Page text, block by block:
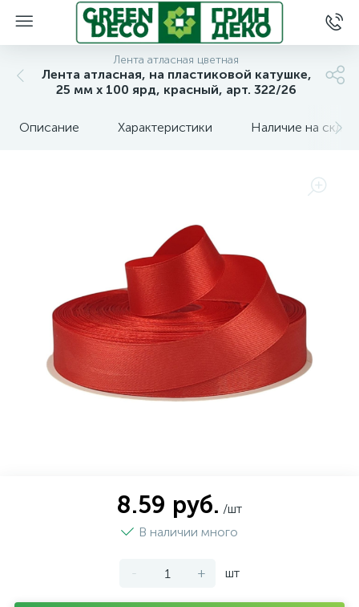
Лента атласная цветная
Лента атласная, на пластиковой катушке,
25 мм х 100 ярд, красный, арт. 322/26
Описание Характеристики Наличие на
8.59 руб. /шт
В наличии много
- + шт